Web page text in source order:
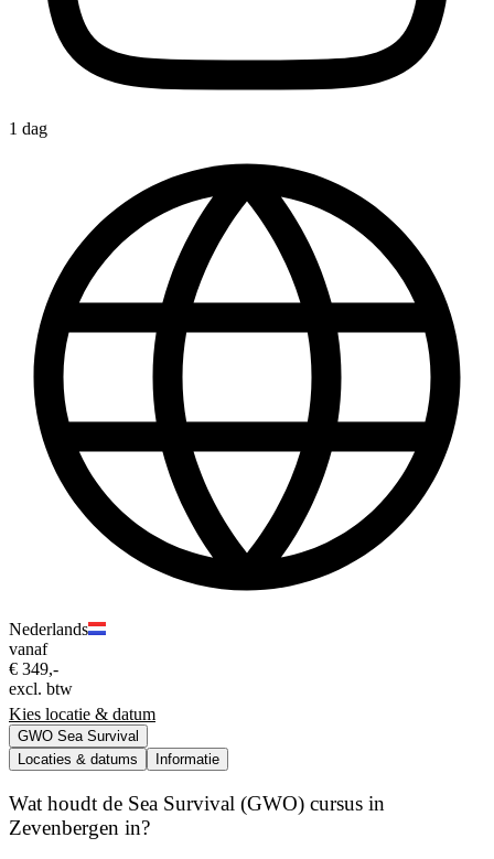
1 dag
Nederlands
vanaf
€ 349,-
excl. btw
Kies locatie & datum
GWO Sea Survival
Locaties & datums
Informatie
Wat houdt de Sea Survival (GWO) cursus in
Zevenbergen in?